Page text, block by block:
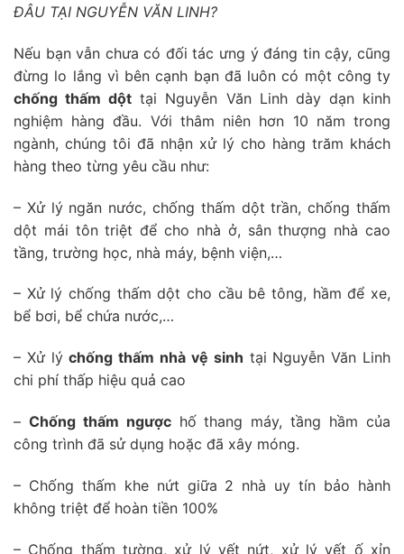
ĐÂU TẠI NGUYỄN VĂN LINH?
Nếu bạn vẫn chưa có đối tác ưng ý đáng tin cậy, cũng
đừng lo lắng vì bên cạnh bạn đã luôn có một công ty
chống thấm dột tại Nguyễn Văn Linh dày dạn kinh
nghiệm hàng đầu. Với thâm niên hơn 10 năm trong
ngành, chúng tôi đã nhận xử lý cho hàng trăm khách
hàng theo từng yêu cầu như:
– Xử lý ngăn nước, chống thấm dột trần, chống thấm
dột mái tôn triệt để cho nhà ở, sân thượng nhà cao
tầng, trường học, nhà máy, bệnh viện,…
– Xử lý chống thấm dột cho cầu bê tông, hầm để xe,
bể bơi, bể chứa nước,…
– Xử lýchống thấm nhà vệ sinh tại Nguyễn Văn Linh
chi phí thấp hiệu quả cao
– Chống thấm ngượchố thang máy, tầng hầm của
công trình đã sử dụng hoặc đã xây móng.
– Chống thấm khe nứt giữa 2 nhà uy tín bảo hành
không triệt để hoàn tiền 100%
– Chống thấm tường, xử lý vết nứt, xử lý vết ố xỉn